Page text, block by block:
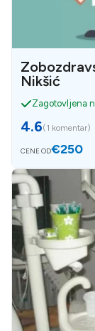
Nikšić
Zagotovljena
4.6(1 komentar)
CENE OD€250